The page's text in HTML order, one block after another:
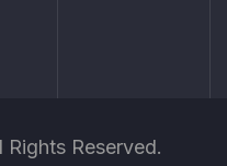
Reserved.